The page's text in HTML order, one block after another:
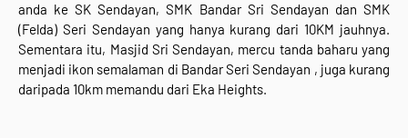
anda ke SK Sendayan, SMK Bandar Sri Sendayan dan SMK
(Felda) Seri Sendayan yang hanya kurang dari 10KM jauhnya.
Sementara itu, Masjid Sri Sendayan, mercu tanda baharu yang
menjadi ikon semalaman di Bandar Seri Sendayan , juga kurang
daripada 10km memandu dari Eka Heights.